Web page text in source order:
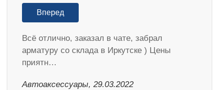
Вперед
Всё отлично, заказал в чате, забрал
арматуру со склада в Иркутске ) Цены
приятн…
Автоаксессуары, 29.03.2022